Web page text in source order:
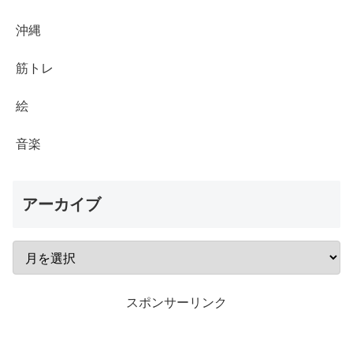
沖縄
筋トレ
絵
音楽
アーカイブ
スポンサーリンク